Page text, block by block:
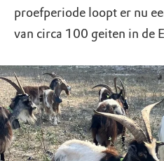
proefperiode loopt er nu
van circa 100 geiten in de